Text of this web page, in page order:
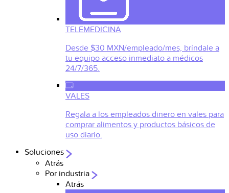
TELEMEDICINA
Desde $30 MXN/empleado/mes, bríndale a
tu equipo acceso inmediato a médicos
24/7/365.
VALES
Regala a los empleados dinero en vales para
comprar alimentos y productos básicos de
uso diario.
Soluciones
Atrás
Por industria
Atrás